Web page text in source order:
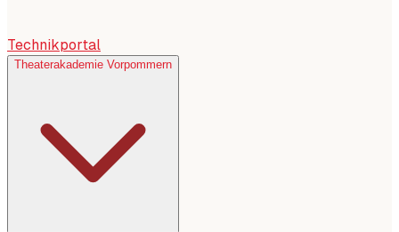
Technikportal
Theaterakademie Vorpommern